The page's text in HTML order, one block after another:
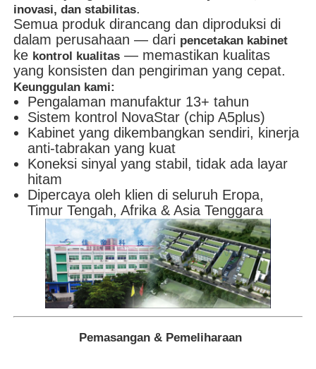
inovasi, dan stabilitas.
Semua produk dirancang dan diproduksi di
dalam perusahaan — dari pencetakan kabinet
ke kontrol kualitas — memastikan kualitas
yang konsisten dan pengiriman yang cepat.
Keunggulan kami:
Pengalaman manufaktur 13+ tahun
Sistem kontrol NovaStar (chip A5plus)
Kabinet yang dikembangkan sendiri, kinerja
anti-tabrakan yang kuat
Koneksi sinyal yang stabil, tidak ada layar
hitam
Dipercaya oleh klien di seluruh Eropa,
Timur Tengah, Afrika & Asia Tenggara
Pemasangan & Pemeliharaan